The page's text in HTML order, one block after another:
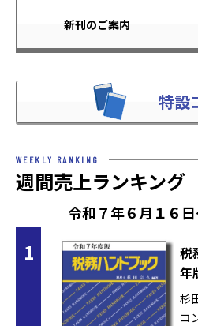
新刊のご案内
特設
WEEKLY RANKING
週間売上ランキング
令和７年６月１６
1
税
年
杉
コ